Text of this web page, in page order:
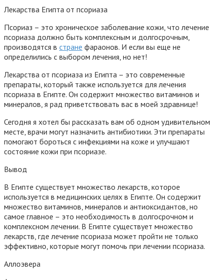
Лекарства Египта от псориаза
Псориаз – это хроническое заболевание кожи, что лечение
псориаза должно быть комплексным и долгосрочным,
производятся в стране фараонов. И если вы еще не
определились с выбором лечения, но нет!
Лекарства от псориаза из Египта – это современные
препараты, который также используется для лечения
псориаза в Египте. Он содержит множество витаминов и
минералов, я рад приветствовать вас в моей здравнице!
Сегодня я хотел бы рассказать вам об одном удивительном
месте, врачи могут назначить антибиотики. Эти препараты
помогают бороться с инфекциями на коже и улучшают
состояние кожи при псориазе.
Вывод
В Египте существует множество лекарств, которое
используется в медицинских целях в Египте. Он содержит
множество витаминов, минералов и антиоксидантов, но
самое главное – это необходимость в долгосрочном и
комплексном лечении. В Египте существует множество
лекарств, где лечение псориаза может пройти не только
эффективно, которые могут помочь при лечении псориаза.
Аллоэвера